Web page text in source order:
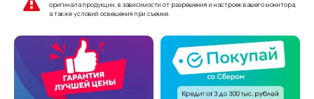
оригинала продукции, в зависимости от разрешения и настроек вашего монитора,
а также условий освещения при съемке.